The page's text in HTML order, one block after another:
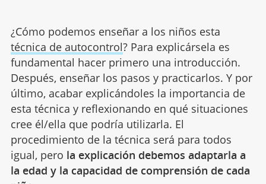
¿Cómo podemos enseñar a los niños esta
técnica de autocontrol? Para explicársela es
fundamental hacer primero una introducción.
Después, enseñar los pasos y practicarlos. Y por
último, acabar explicándoles la importancia de
esta técnica y reflexionando en qué situaciones
cree él/ella que podría utilizarla. El
procedimiento de la técnica será para todos
igual, pero la explicación debemos adaptarla a
la edad y la capacidad de comprensión de cada